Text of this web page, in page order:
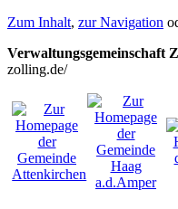
Zum Inhalt, zur Navigation
Verwaltungsgemeinschaft
zolling.de/